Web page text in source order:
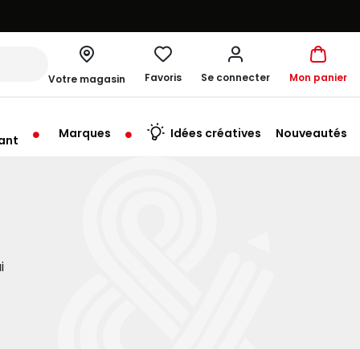
Votre magasin
à 19:30
Favoris Se connecter Mon panier
Marques Idées créatives Nouveautés